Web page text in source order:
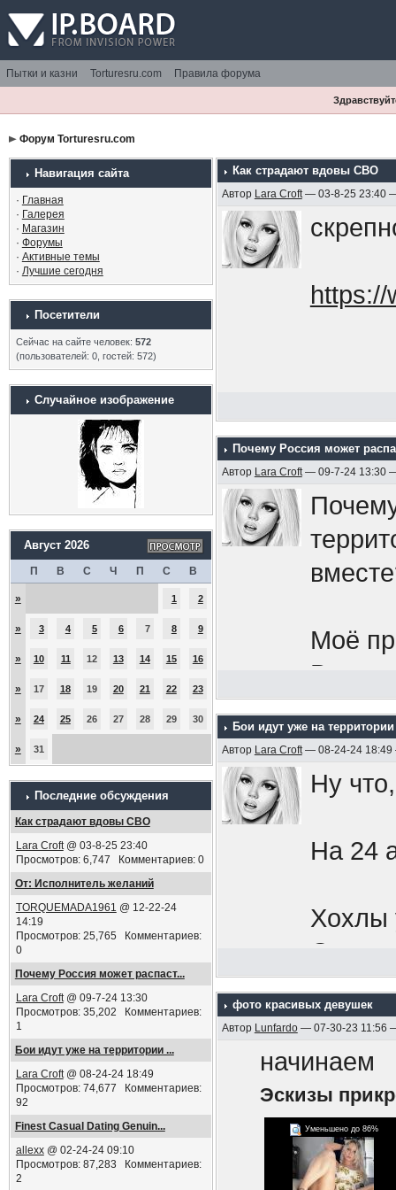
Пытки и казни Torturesru.com Правила форума
Форум Torturesru.com
Навигация сайта
· Главная
· Галерея
· Магазин
· Форумы
· Активные темы
· Лучшие сегодня
Посетители
Сейчас на сайте человек: 572
(пользователей: 0, гостей: 572)
Случайное изображение
Август 2026
П В С Ч П С В
» 1 2
» 3 4 5 6 7 8 9
» 10 11 12 13 14 15 16
» 17 18 19 20 21 22 23
» 24 25 26 27 28 29 30
» 31
Последние обсуждения
Как страдают вдовы СВО
Lara Croft@ 03-8-25 23:40
Просмотров: 6,747 Комментариев: 0
От: Исполнитель желаний
TORQUEMADA1961 @ 12-22-24
14:19
Просмотров: 25,765 Комментариев:
0
Почему Россия может распаст...
Lara Croft@ 09-7-24 13:30
Просмотров: 35,202 Комментариев:
1
Бои идут уже на территории ...
Lara Croft@ 08-24-24 18:49
Просмотров: 74,677 Комментариев:
92
Finest Сasual Dating Genuin...
allexx@ 02-24-24 09:10
Просмотров: 87,283 Комментариев:
2
Как страдают вдовы СВО
Автор Lara Croft— 03-8-25 23:40
https://
Почему Россия может
Автор Lara Croft— 09-7-24 13:30
Моё
Всу
бы:в
как
будь
ПЫСЫ
Бои идут уже на
Автор Lara Croft— 08-24-24 18:49
Ну
На 24
Хохлы
бреши,
в
фото красивых девушек
Автор Lunfardo— 07-30-23 11:56
начинаем
Эскизы
Уменьшено до 86%